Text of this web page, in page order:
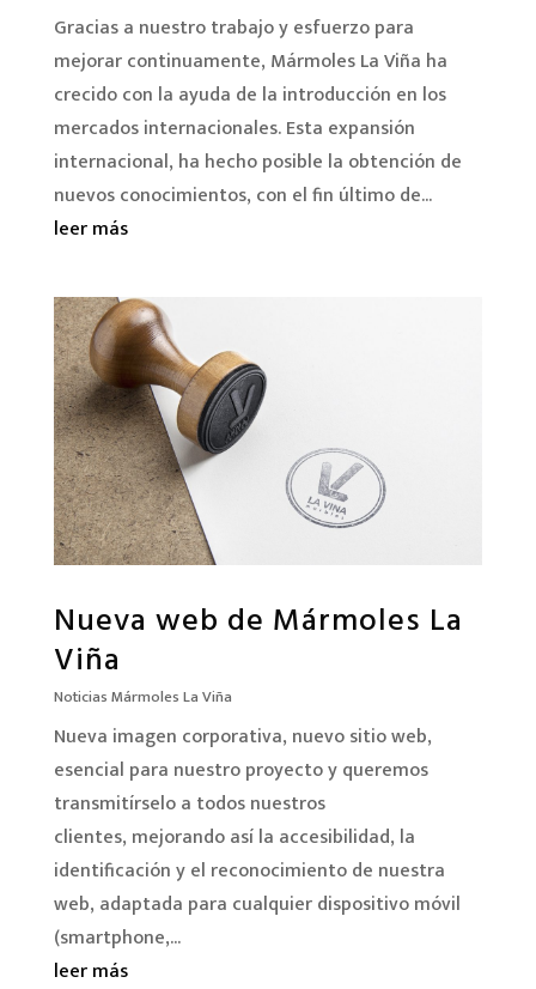
Gracias a nuestro trabajo y esfuerzo para
mejorar continuamente, Mármoles La Viña ha
crecido con la ayuda de la introducción en los
mercados internacionales. Esta expansión
internacional, ha hecho posible la obtención de
nuevos conocimientos, con el fin último de...
leer más
Nueva web de Mármoles La
Viña
Noticias Mármoles La Viña
Nueva imagen corporativa, nuevo sitio web,
esencial para nuestro proyecto y queremos
transmitírselo a todos nuestros
clientes, mejorando así la accesibilidad, la
identificación y el reconocimiento de nuestra
web, adaptada para cualquier dispositivo móvil
(smartphone,...
leer más